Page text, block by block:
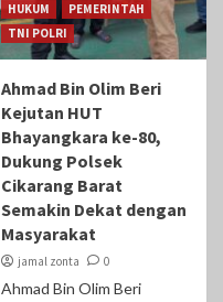
HUKUM
PEMERINTAH
TNI POLRI
Ahmad Bin Olim Beri
Kejutan HUT
Bhayangkara ke-80,
Dukung Polsek
Cikarang Barat
Semakin Dekat dengan
Masyarakat
jamal zonta 0
Ahmad Bin Olim Beri